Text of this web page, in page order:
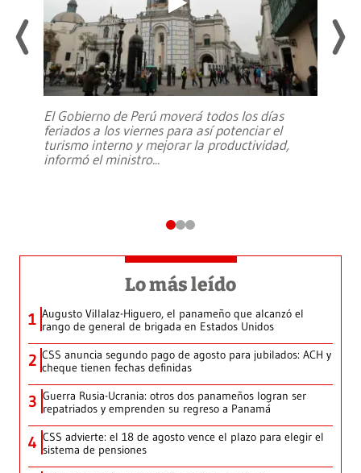
El Gobierno de Perú moverá todos los días
feriados a los viernes para así potenciar el
turismo interno y mejorar la productividad,
informó el ministro...
Lo más leído
1 Augusto Villalaz-Higuero, el panameño que alcanzó el
rango de general de brigada en Estados Unidos
2 CSS anuncia segundo pago de agosto para jubilados: ACH y
cheque tienen fechas definidas
3 Guerra Rusia-Ucrania: otros dos panameños logran ser
repatriados y emprenden su regreso a Panamá
4 CSS advierte: el 18 de agosto vence el plazo para elegir el
sistema de pensiones